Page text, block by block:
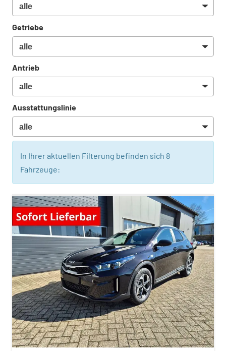
Getriebe
Antrieb
Ausstattungslinie
In Ihrer aktuellen Filterung befinden sich 8
Fahrzeuge: